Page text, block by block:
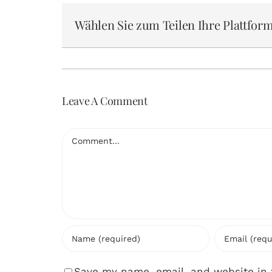
Wählen Sie zum Teilen Ihre
Leave A Comment